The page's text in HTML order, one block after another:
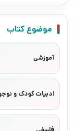
موضوع کتاب
آموزشی
ادبیات کودک و